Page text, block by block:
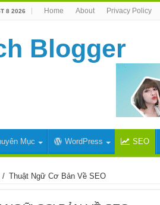
8 2026 Home About Privacy Policy
Mục WordPress SEO
/ Thuật Ngữ Cơ Bản Về SEO